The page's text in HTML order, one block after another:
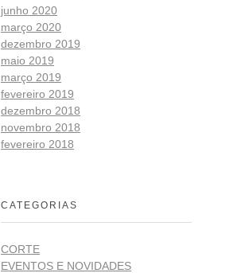
junho 2020
março 2020
dezembro 2019
maio 2019
março 2019
fevereiro 2019
dezembro 2018
novembro 2018
fevereiro 2018
CATEGORIAS
CORTE
EVENTOS E NOVIDADES